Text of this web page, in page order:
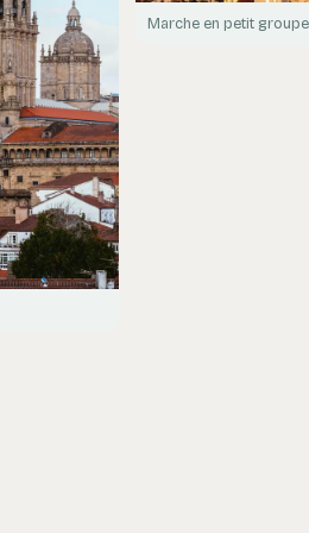
Marche en petit groupe